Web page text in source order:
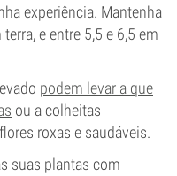
experiência. Mantenha
e entre 5,5 e 6,5 em
podem levar a que
ou a colheitas
roxas e saudáveis.
suas plantas com